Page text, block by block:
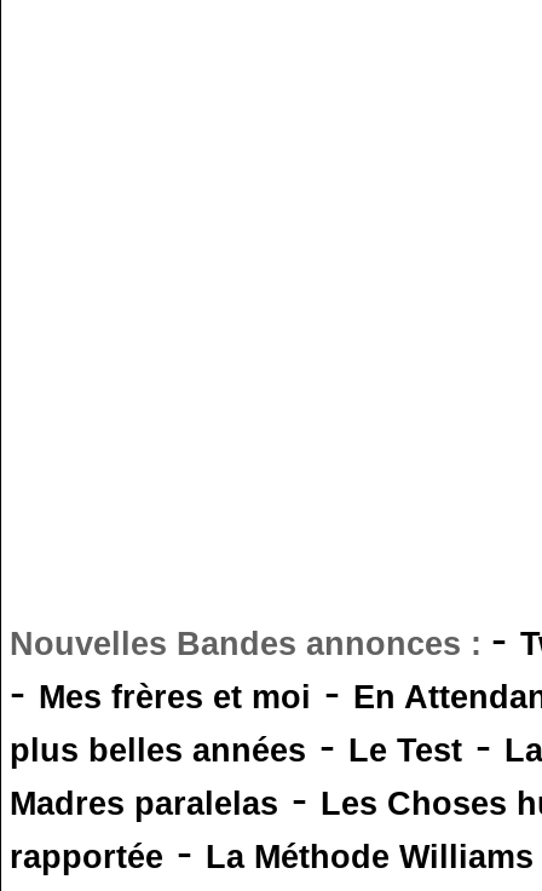
Nouvelles Bandes annonces : -
- Mes frères et moi - En
plus belles années - Le Test -
Madres paralelas - Les Choses
rapportée - La Méthode Williams